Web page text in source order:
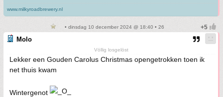
www.milkyroadbrewery.nl
• dinsdag 10 december 2024 @ 18:40 • 26
Molo
Völlig losgelöst
Lekker een Gouden Carolus Christmas opengetrokken toen ik
net thuis kwam
Wintergenot